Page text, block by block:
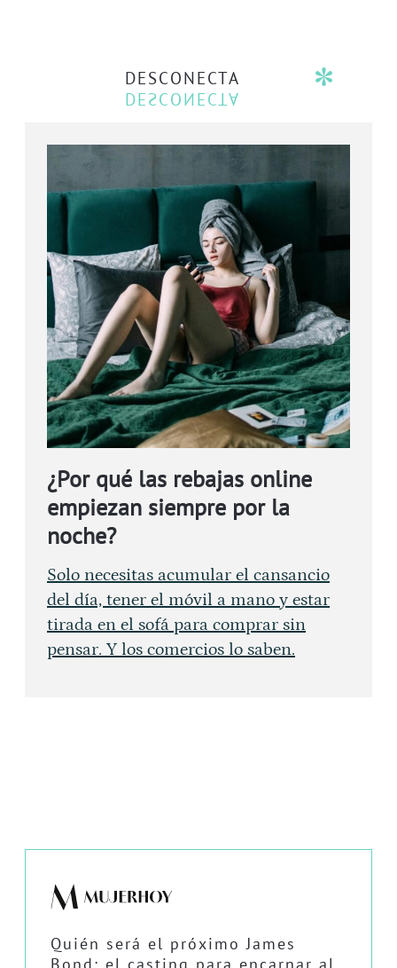
DESCONECTA
¿Por qué las rebajas online
empiezan siempre por la
noche?
Solo necesitas acumular el cansancio
del día, tener el móvil a mano y estar
tirada en el sofá para comprar sin
pensar. Y los comercios lo saben.
Quién será el próximo James